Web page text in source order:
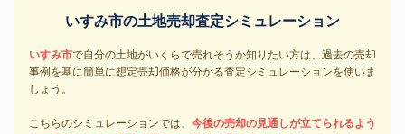
いすみ市の土地売却査定シミュレーション
いすみ市で自分の土地がいくらで売れそうか知りたい方は、過去の売却
事例を基に簡単に想定売却価格が分かる査定シミュレーションを使いま
しょう。
こちらのシミュレーションでは、 今後の売却の見通しが立てられるよう